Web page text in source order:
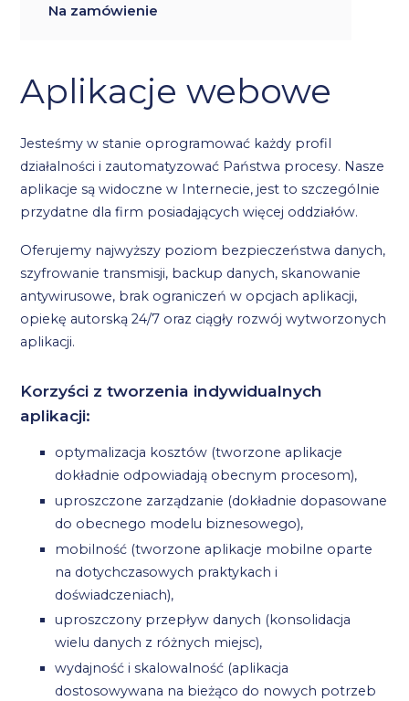
Na zamówienie
Aplikacje webowe
Jesteśmy w stanie oprogramować każdy profil
działalności i zautomatyzować Państwa procesy. Nasze
aplikacje są widoczne w Internecie, jest to szczególnie
przydatne dla firm posiadających więcej oddziałów.
Oferujemy najwyższy poziom bezpieczeństwa danych,
szyfrowanie transmisji, backup danych, skanowanie
antywirusowe, brak ograniczeń w opcjach aplikacji,
opiekę autorską 24/7 oraz ciągły rozwój wytworzonych
aplikacji.
Korzyści z tworzenia indywidualnych
aplikacji:
optymalizacja kosztów (tworzone aplikacje
dokładnie odpowiadają obecnym procesom),
uproszczone zarządzanie (dokładnie dopasowane
do obecnego modelu biznesowego),
mobilność (tworzone aplikacje mobilne oparte
na dotychczasowych praktykach i
doświadczeniach),
uproszczony przepływ danych (konsolidacja
wielu danych z różnych miejsc),
wydajność i skalowalność (aplikacja
dostosowywana na bieżąco do nowych potrzeb